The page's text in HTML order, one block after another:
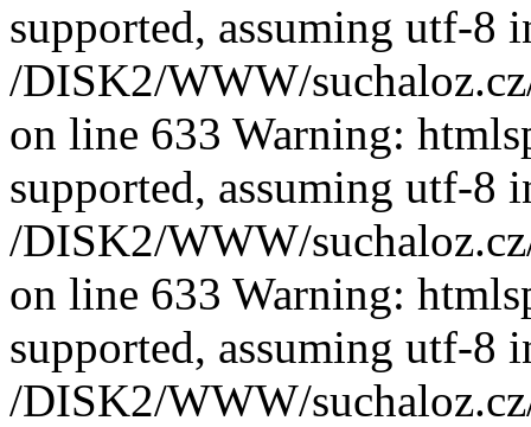
supported, assuming utf-8
/DISK2/WWW/
on line 633 Warning:
supported, assuming utf-8
/DISK2/WWW/
on line 633 Warning:
supported, assuming utf-8
/DISK2/WWW/